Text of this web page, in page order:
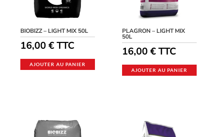
BIOBIZZ – LIGHT MIX 50L
16,00€ TTC
AJOUTER AU PANIER
PLAGRON – LIGHT MIX
50L
16,00€TTC
AJOUTER AU PANIER